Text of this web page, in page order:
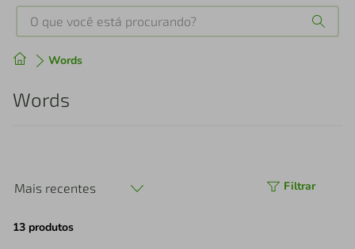
O que você está procurando?
Words
Words
Mais recentes Filtrar
13 produtos
Produtos mais buscados
perfume
4º air fryer